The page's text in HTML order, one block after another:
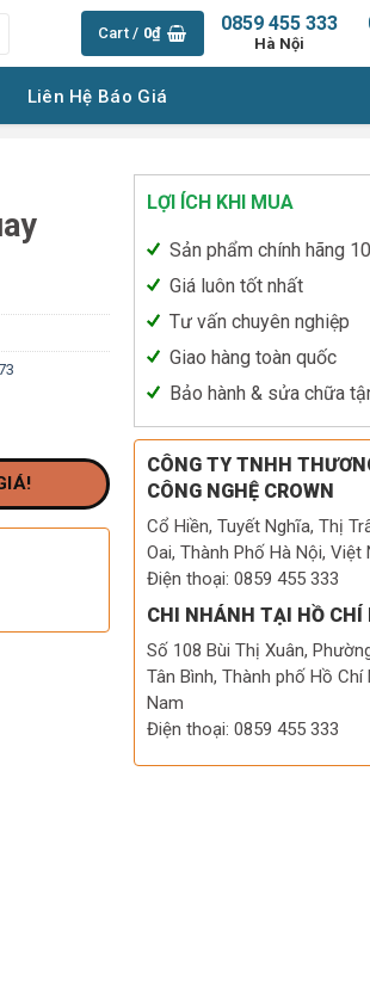
Cart / 0₫ 0859 455 333
Hà Nội
Liên Hệ Báo Giá
LỢI ÍCH KHI MUA
Sản phẩm chính hãng
Giá luôn tốt nhất
Tư vấn chuyên nghiệp
Giao hàng toàn quốc
Bảo hành & sửa chữa
CÔNG TY TNHH
CÔNG NGHỆ CROWN
Cổ Hiền, Tuyết Nghĩa, Thị
Oai, Thành Phố Hà Nội, Việt
Điện thoại: 0859 455 333
CHI NHÁNH TẠI HỒ CHÍ
Số 108 Bùi Thị Xuân,
Tân Bình, Thành phố Hồ Chí
Nam
Điện thoại: 0859 455 333